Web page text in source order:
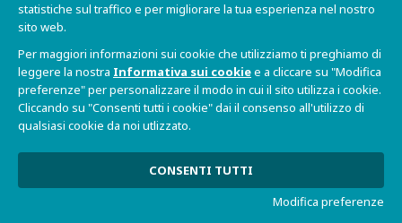
SHOP
© 2021-2026 Dave S.r.l. - Via Talponedo, 29/A 33080
Porcia (PN) - P.IVA n. 01365430931
Informativa sulla Privacy e Cookie|Sito Web realizzato da
W3design
statistiche sul traffico e per migliorare la tua esperienza nel nostro
sito web.
Per maggiori informazioni sui cookie che utilizziamo ti preghiamo di
leggere la nostra Informativa sui cookiee a cliccare su "Modifica
preferenze" per personalizzare il modo in cui il sito utilizza i cookie.
Cliccando su "Consenti tutti i cookie" dai il consenso all'utilizzo di
qualsiasi cookie da noi utlizzato.
CONSENTI TUTTI
Modifica preferenze